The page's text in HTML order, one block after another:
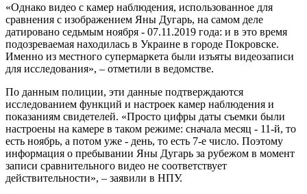
«Однако видео с камер наблюдения, использованное для
сравнения с изображением Яны Дугарь, на самом деле
датировано седьмым ноября - 07.11.2019 года: и в это время
подозреваемая находилась в Украине в городе Покровске.
Именно из местного супермаркета были изъяты видеозаписи
для исследования», – отметили в ведомстве.
По данным полиции, эти данные подтверждаются
исследованием функций и настроек камер наблюдения и
показаниям свидетелей. «Просто цифры даты съемки были
настроены на камере в таком режиме: сначала месяц - 11-й, то
есть ноябрь, а потом уже - день, то есть 7-е число. Поэтому
информация о пребывании Яны Дугарь за рубежом в момент
записи сравнительного видео не соответствует
действительности», – заявили в НПУ.